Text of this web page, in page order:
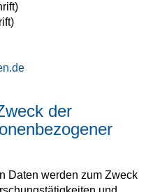
der
Daten werden zum Zweck